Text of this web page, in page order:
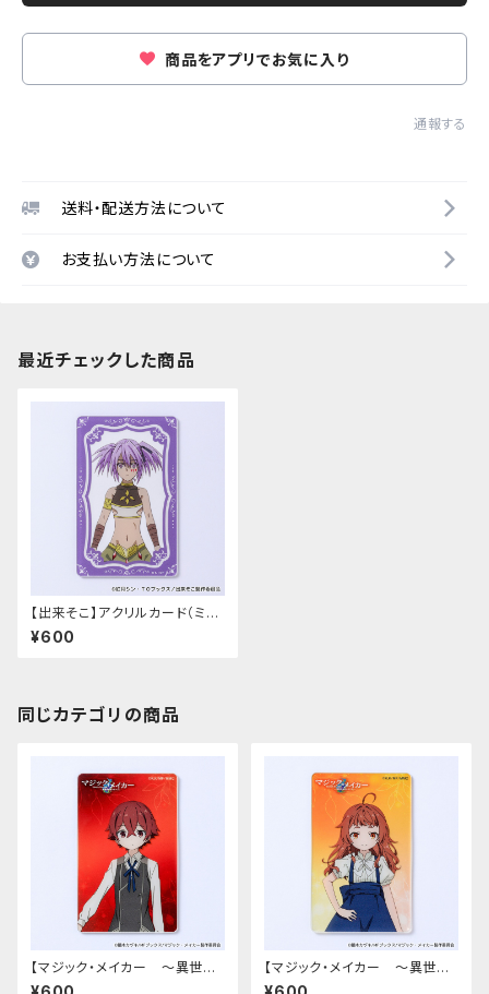
商品をアプリでお気に入り
通報する
送料・配送方法について
お支払い方法について
最近チェックした商品
【出来そこ】アクリルカード（ミレ
ーヌ）
¥600
同じカテゴリの商品
【マジック・メイカー ～異世界
魔法の作り方～】アクリルカード
【マジック・メイカー ～異世界
魔法の作り方～】アクリルカード